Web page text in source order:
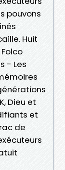
pouvons
Huit
- Les
Dieu et
et
de